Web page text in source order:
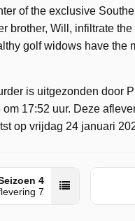
of the exclusive
brother, Will, infiltrate
golf widows have the
is uitgezonden door
17:52 uur. Deze
op vrijdag 24 januari
4
7